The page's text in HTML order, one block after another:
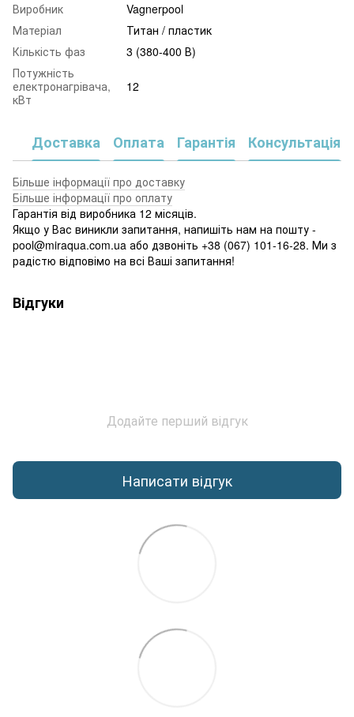
Виробник
Vagnerpool
Матеріал
Титан / пластик
Кількість фаз
3 (380-400 В)
Потужність
електронагрівача,
кВт
12
Доставка Оплата Гарантія Консультація
Більше інформації про доставку
Більше інформації про оплату
Гарантія від виробника 12 місяців.
Якщо у Вас виникли запитання, напишіть нам на пошту -
pool@miraqua.com.ua або дзвоніть +38 (067) 101-16-28. Ми з
радістю відповімо на всі Ваші запитання!
Відгуки
Додайте перший відгук
Написати відгук